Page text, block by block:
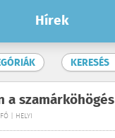
Hírek
KERESÉS
a szamárköhögés
| HELYI